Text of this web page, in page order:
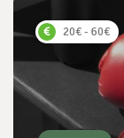
20€ - 60€